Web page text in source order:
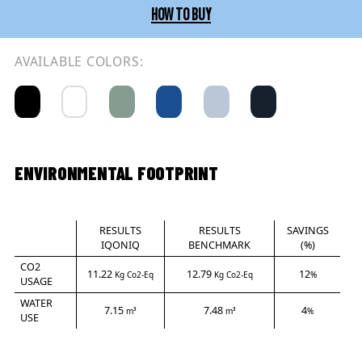
HOW TO BUY
AVAILABLE COLORS:
ENVIRONMENTAL FOOTPRINT
RESULTS
IQONIQ
RESULTS
BENCHMARK
SAVINGS
(%)
CO2
USAGE
11.22 Kg Co2-Eq 12.79 Kg Co2-Eq 12%
WATER
USE
7.15 m³ 7.48 m³ 4%